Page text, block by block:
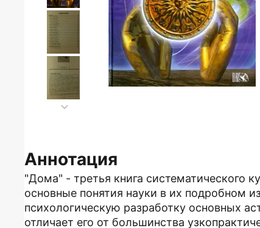
Аннотация
"Дома" - третья книга систематического
основные понятия науки в их подробном
психологическую разработку основных
отличает его от большинства